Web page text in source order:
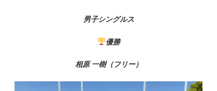
男子シングルス
優勝
相原 一樹（フリー）